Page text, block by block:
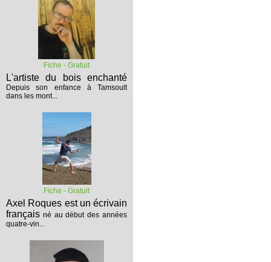
Fiche - Gratuit
L'artiste du bois enchanté
Depuis son enfance à Tamsoult
dans les mont...
Fiche - Gratuit
Axel Roques est un écrivain
français né au début des années
quatre-vin...